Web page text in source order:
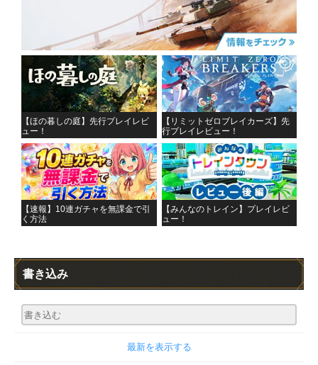
【ほの暮しの庭】先行プレイレビ
ュー！
【リミットゼロブレイカーズ】先
行プレイレビュー！
【速報】10連ガチャを無課金で引
く方法
【みんなのトレイン】プレイレビ
ュー！
書き込み
最新を表示する